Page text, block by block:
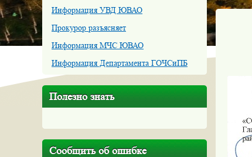
Информация УВД ЮВАО
Прокурор разъясняет
Информация МЧС ЮВАО
Информация Департамента ГОЧСиПБ
Полезно знать
Сообщить об ошибке